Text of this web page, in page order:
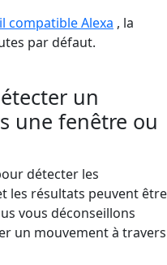
compatible Alexa , la
par défaut.
un
une fenêtre ou
détecter les
les résultats peuvent être
vous déconseillons
un mouvement à travers